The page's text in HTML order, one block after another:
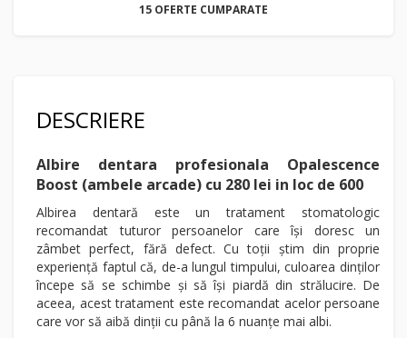
15 OFERTE CUMPARATE
DESCRIERE
Albire dentara profesionala Opalescence
Boost (ambele arcade) cu 280 lei in loc de 600
Albirea dentară este un tratament stomatologic
recomandat tuturor persoanelor care își doresc un
zâmbet perfect, fără defect. Cu toții știm din proprie
experiență faptul că, de-a lungul timpului, culoarea dinților
începe să se schimbe și să își piardă din strălucire. De
aceea, acest tratament este recomandat acelor persoane
care vor să aibă dinții cu până la 6 nuanțe mai albi.